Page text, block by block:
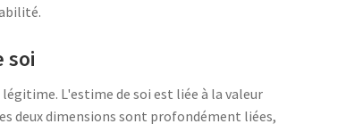
soi
L'estime de soi est liée à la valeur
deux dimensions sont profondément liées,